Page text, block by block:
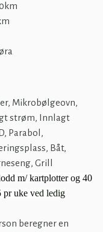
Mikrobølgeovn,
strøm, Innlagt
Parabol,
Båt,
Grill
m/ kartplotter og 40
pr uke ved ledig
beregner en